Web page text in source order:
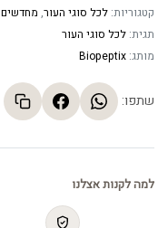
קטגוריות: לכל סוגי העור, מחדשים
תגית: לכל סוגי העור
מותג: Biopeptix
שתפו:
למה לקנות אצלנו